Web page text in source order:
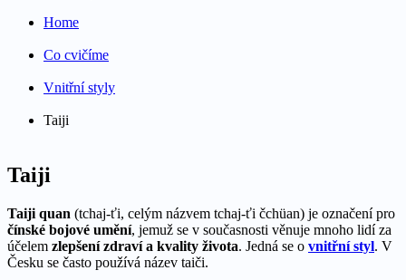
Home
Co cvičíme
Vnitřní styly
Taiji
Taiji
Taiji quan (tchaj-ťi, celým názvem tchaj-ťi čchüan) je označení pro
čínské bojové umění, jemuž se v současnosti věnuje mnoho lidí za
účelem zlepšení zdraví a kvality života. Jedná se o vnitřní styl. V
Česku se často používá název taiči.